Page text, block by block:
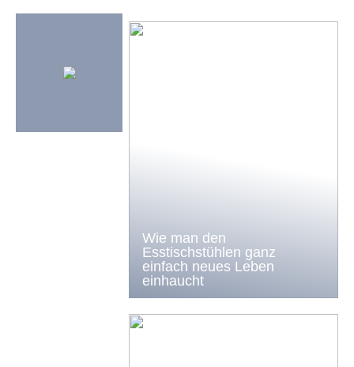
Wie man den
Esstischstühlen ganz
einfach neues Leben
einhaucht